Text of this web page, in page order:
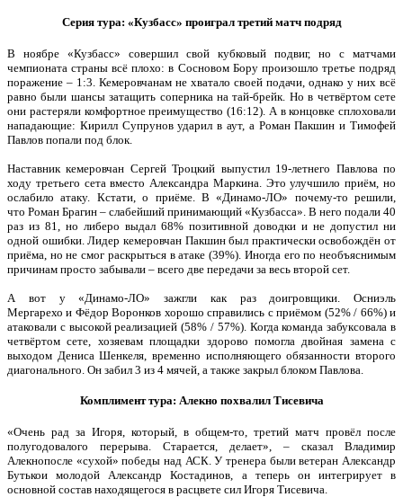
Серия тура: «Кузбасс» проиграл третий матч подряд
В ноябре «Кузбасс» совершил свой кубковый подвиг, но с матчами
чемпионата страны всё плохо: в Сосновом Бору произошло третье подряд
поражение – 1:3. Кемеровчанам не хватало своей подачи, однако у них всё
равно были шансы затащить соперника на тай-брейк. Но в четвёртом сете
они растеряли комфортное преимущество (16:12). А в концовке сплоховали
нападающие: Кирилл Супрунов ударил в аут, а Роман Пакшин и Тимофей
Павлов попали под блок.
Наставник кемеровчан Сергей Троцкий выпустил 19-летнего Павлова по
ходу третьего сета вместо Александра Маркина. Это улучшило приём, но
ослабило атаку. Кстати, о приёме. В «Динамо-ЛО» почему-то решили,
что Роман Брагин – слабейший принимающий «Кузбасса». В него подали 40
раз из 81, но либеро выдал 68% позитивной доводки и не допустил ни
одной ошибки. Лидер кемеровчан Пакшин был практически освобождён от
приёма, но не смог раскрыться в атаке (39%). Иногда его по необъяснимым
причинам просто забывали – всего две передачи за весь второй сет.
А вот у «Динамо-ЛО» зажгли как раз доигровщики. Осниэль
Мергарехо и Фёдор Воронков хорошо справились с приёмом (52% / 66%) и
атаковали с высокой реализацией (58% / 57%). Когда команда забуксовала в
четвёртом сете, хозяевам площадки здорово помогла двойная замена с
выходом Дениса Шенкеля, временно исполняющего обязанности второго
диагонального. Он забил 3 из 4 мячей, а также закрыл блоком Павлова.
Комплимент тура: Алекно похвалил Тисевича
«Очень рад за Игоря, который, в общем-то, третий матч провёл после
полугодовалого перерыва. Старается, делает», – сказал Владимир
Алекнопосле «сухой» победы над АСК. У тренера были ветеран Александр
Бутькои молодой Александр Костадинов, а теперь он интегрирует в
основной состав находящегося в расцвете сил Игоря Тисевича.